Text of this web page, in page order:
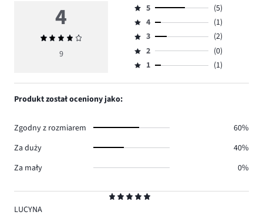
5LUCYNA
4
Średnia
ocena
9
Ocena
5,
ilość
głosów
5.
5
(5)
Ocena
4,
ilość
głosów
4
(1)
Ocena
3,
ilość
3
(2)
Ocena
2,
2
(0)
Ocena
1,
1 (1)
Produkt został oceniony jako:
Zgodny z rozmiarem
60%
Za duży
40%
Za mały
0%